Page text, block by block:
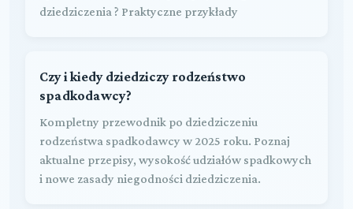
dziedziczenia ? Praktyczne przykłady
Czy i kiedy dziedziczy rodzeństwo
spadkodawcy?
Kompletny przewodnik po dziedziczeniu
rodzeństwa spadkodawcy w 2025 roku. Poznaj
aktualne przepisy, wysokość udziałów spadkowych
i nowe zasady niegodności dziedziczenia.